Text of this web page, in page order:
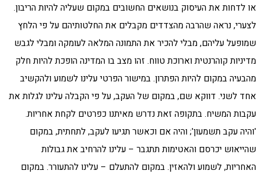
או לדחות את העיסוק בנושאים החשובים במקום שעליה להיות הריבון.
לצערי, נראה שהרבה מהצדדים מקבלים את החלטותיהם על פי הלחץ
שמופעל עליהם, מבלי להכיר את התמונה המלאה לעומקה ומבלי לגבש
מדיניות קוהרנטית וארוכת טווח. זהו מצב בו המדינה הופכת להיות חלק
מהבעיה במקום להיות הפתרון. במישור הפרטי עלינו לשמוע ולהקשיב
אחד לשני. דווקא שם, במקום של העקב, על פי הקבלה עלינו לגלות את
עקבות המשיח. בתקופה זאת נדרש מאיתנו כפרטים לקחת אחריות.
'והיה עקב תשמעון'; והיה אם וכאשר תגיעו לעקב, לתחתית, במקום
שהייאוש יכרסם והאטימות תתגבר – עלינו להרחיב את גבולות
האחריות, לשמוע ולהאזין. במקום להתעלם – עלינו להתעורר. במקום